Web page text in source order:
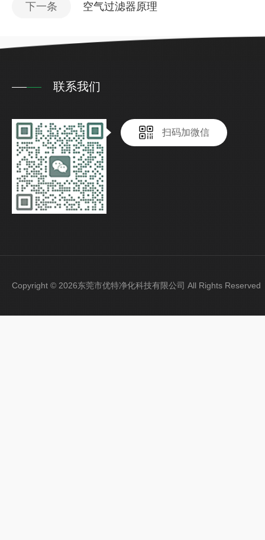
下一条 空气过滤器原理
联系我们
扫码加微信
Copyright © 2026东莞市优特净化科技有限公司 All Rights